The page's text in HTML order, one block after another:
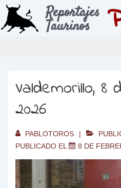
Reportajes
Taurinos
Valdemorillo,
2026
PABLOTOROS
PUBLICADO EL
8 DE